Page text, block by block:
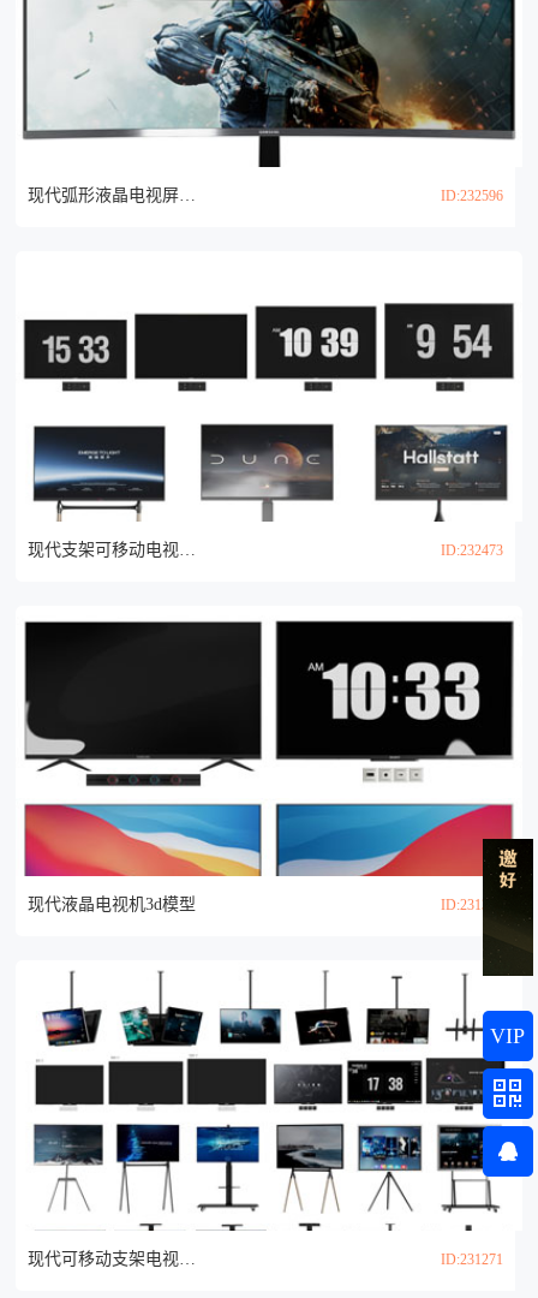
现代弧形液晶电视屏3d模型 ID:232596
现代支架可移动电视机3d模型 ID:232473
现代液晶电视机3d模型 ID:231304
现代可移动支架电视机3d模型 ID:231271
VIP